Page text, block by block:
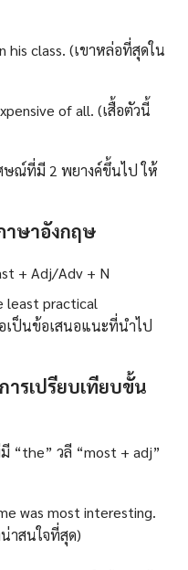
his class. (เขาหล่อที่สุดใน
of all. (เสื้อตัวนี้
ณ์ที่มี 2 พยางค์ขึ้นไป ให้
าษาอังกฤษ
+ Adj/Adv + N
least practical
เป็นข้อเสนอแนะที่นำไป
ารเปรียบเทียบขั้น
“the” วลี “most + adj”
was most interesting.
าสนใจที่สุด)